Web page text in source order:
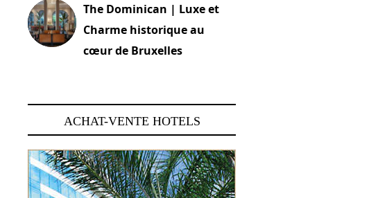
The Dominican | Luxe et
Charme historique au
cœur de Bruxelles
ACHAT-VENTE HOTELS